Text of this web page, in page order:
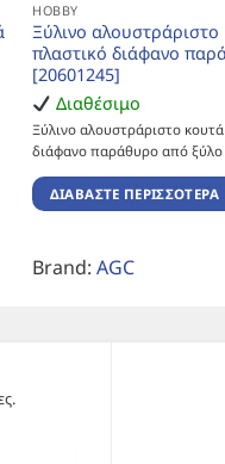
HOBBY
Ξύλινο αλουστράριστο
πλαστικό διάφανο
[20601245]
Διαθέσιμο
Ξύλινο αλουστράριστο
διάφανο παράθυρο από ξύλο
ΔΙΑΒΆΣΤΕ ΠΕΡΙΣΣΌΤΕΡΑ
Brand: AGC